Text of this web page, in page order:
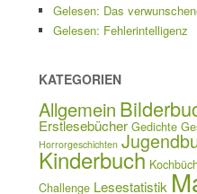
Gelesen: Das
Gelesen: Fehlerintelligenz
KATEGORIEN
Allgemein
Erstlesebücher Gedichte
Horrorgeschichten
Kinderbuch
Challenge Lesestatistik